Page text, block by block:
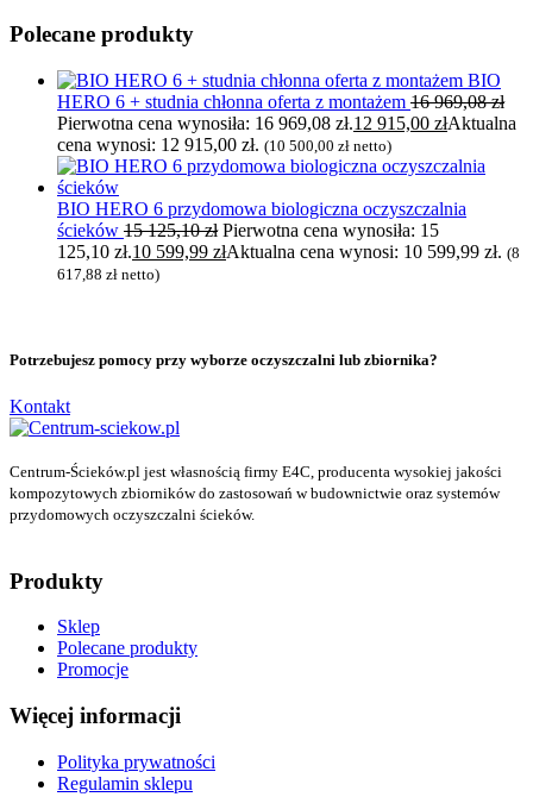
Polecane produkty
BIO
HERO 6 + studnia chłonna oferta z montażem 16 969,08zł
Pierwotna cena wynosiła: 16 969,08 zł.12 915,00 złAktualna
cena wynosi: 12 915,00 zł. (10 500,00 zł netto)
BIO HERO 6 przydomowa biologiczna oczyszczalnia
ścieków 15 125,10zł Pierwotna cena wynosiła: 15
125,10 zł.10 599,99 złAktualna cena wynosi: 10 599,99 zł. (8
617,88 zł netto)
Potrzebujesz pomocy przy wyborze oczyszczalni lub zbiornika?
Kontakt
Centrum-Ścieków.pl jest własnością firmy E4C, producenta wysokiej jakości
kompozytowych zbiorników do zastosowań w budownictwie oraz systemów
przydomowych oczyszczalni ścieków.
Produkty
Sklep
Polecane produkty
Promocje
Więcej informacji
Polityka prywatności
Regulamin sklepu